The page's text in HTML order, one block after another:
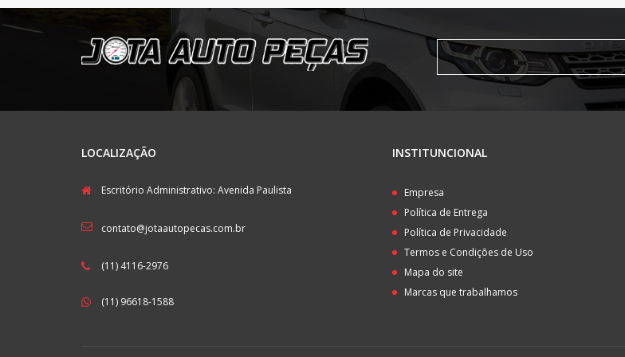
LOCALIZAÇÃO
Escritório Administrativo: Avenida Paulista
contato@jotaautopecas.com.br
(11) 4116-2976
(11) 96618-1588
INSTITUNCIONAL
Empresa
Política de Entrega
Política de Privacidade
Termos e Condições de Uso
Mapa do site
Marcas que trabalhamos